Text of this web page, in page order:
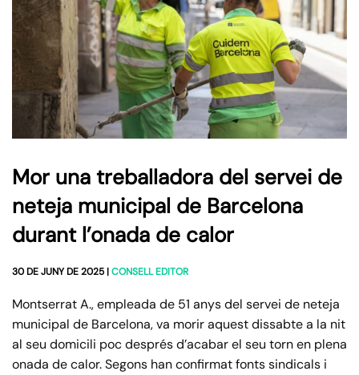
Mor una treballadora del servei de
neteja municipal de Barcelona
durant l’onada de calor
30 DE JUNY DE 2025 |CONSELL EDITOR
Montserrat A., empleada de 51 anys del servei de neteja
municipal de Barcelona, va morir aquest dissabte a la nit
al seu domicili poc després d’acabar el seu torn en plena
onada de calor. Segons han confirmat fonts sindicals i